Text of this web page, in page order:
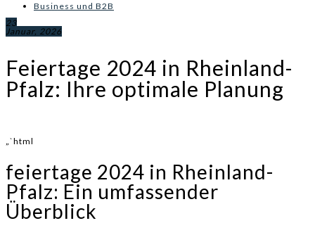
Business und B2B
23
Januar, 2026
Feiertage 2024 in Rheinland-
Pfalz: Ihre optimale Planung
„`html
feiertage 2024 in Rheinland-
Pfalz: Ein umfassender
Überblick